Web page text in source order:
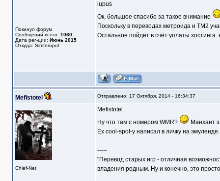
Покинул форум
Сообщений всего: 1060
Дата рег-ции: Июнь 2015
Откуда: Simferopol
lupus
Ок, большое спасибо за такое внимание
Поскольку в переводах метроида и ТМ2
Остальное пойдёт в счёт уплаты хостинга.
Mefistotel Отправлено: 17 Октября, 2014 - 16:34:37
Chief-Net
Mefistotel
Ну что там с номером WMR?
Манхант
Ex cool-spot-у написал в личку на эмуленде.
-----
"Перевод старых игр - отличная
владения родным. Ну и конечно, это